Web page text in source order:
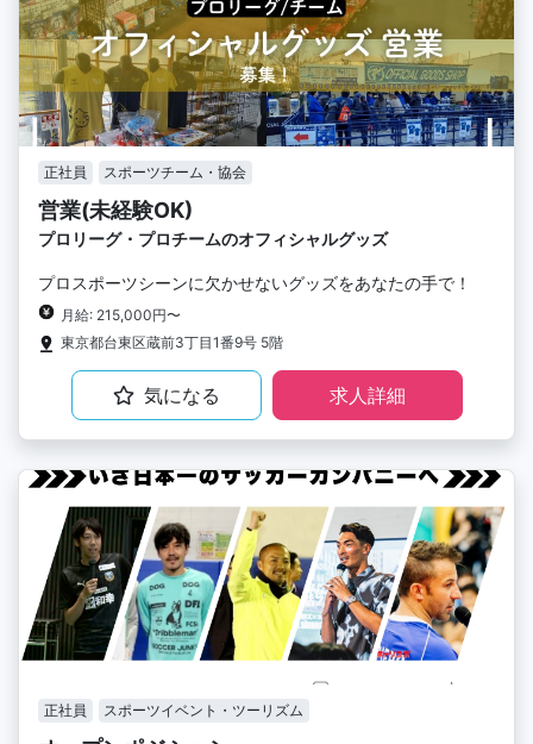
正社員 スポーツチーム・協会
営業(未経験OK)
プロリーグ・プロチームのオフィシャルグッズ
プロスポーツシーンに欠かせないグッズをあなたの手で！
月給: 215,000円〜
東京都台東区蔵前3丁目1番9号 5階
気になる 求人詳細
正社員 スポーツイベント・ツーリズム